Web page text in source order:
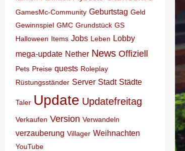
GamesMc-Community Geburtstag Geld
Gewinnspiel GMC Grundstück GS
Halloween Items Jobs Leben Lobby
mega-update Nether News Offiziell
Pets Preise quests Roleplay
Rüstungsständer Server Stadt Städte
Taler Update Updatefreitag
Verkaufen Version Verwandeln
verzauberung Villager Weihnachten
YouTube